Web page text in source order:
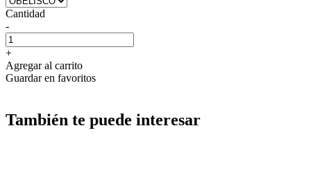
Cantidad
-
+
Agregar al carrito
Guardar en favoritos
También te puede interesar